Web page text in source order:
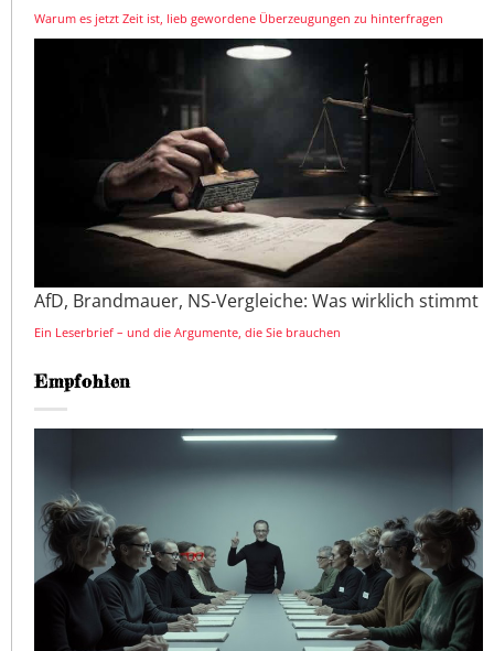
Warum es jetzt Zeit ist, lieb gewordene Überzeugungen zu hinterfragen
AfD, Brandmauer, NS-Vergleiche: Was wirklich stimmt
Ein Leserbrief – und die Argumente, die Sie brauchen
Empfohlen